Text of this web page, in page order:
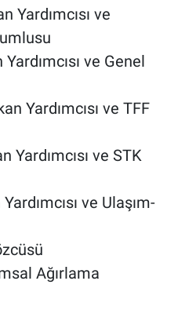
Yardımcısı ve
ve Genel
Yardımcısı ve TFF
ve STK
ve Ulaşım-
Ağırlama